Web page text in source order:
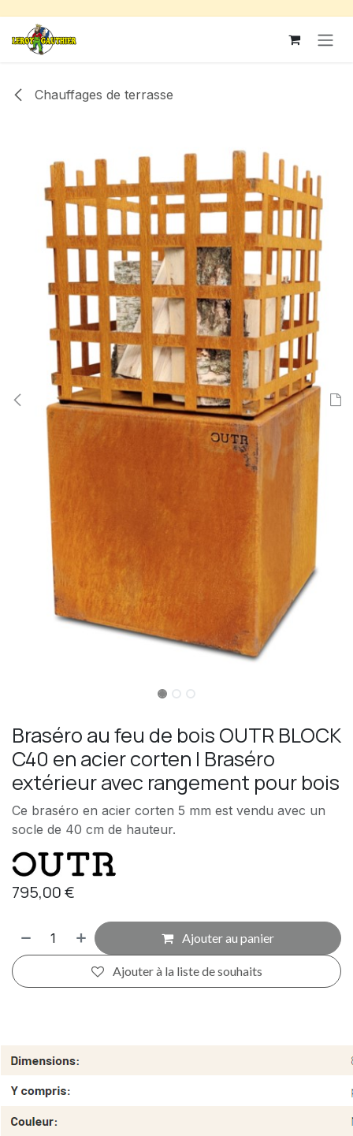
Se rendre au contenu
Chauffages de terrasse
Braséro au feu de bois OUTR BLOCK
C40 en acier corten | Braséro
extérieur avec rangement pour bois
Ce braséro en acier corten 5 mm est vendu avec un
socle de 40 cm de hauteur.
795,00€
Ajouter au panier
Ajouter à la liste de souhaits